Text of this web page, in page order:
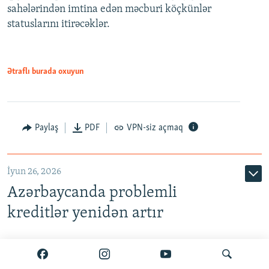
Auto 240p 360p 480p
720p 1080p
720p
sahələrindən imtina edən məcburi köçkünlər
statuslarını itirəcəklər.
Ətraflı burada oxuyun
Paylaş PDF VPN-siz açmaq
İyun 26, 2026
Azərbaycanda problemli
kreditlər yenidən artır
Problemli kreditlər azalmır, artır